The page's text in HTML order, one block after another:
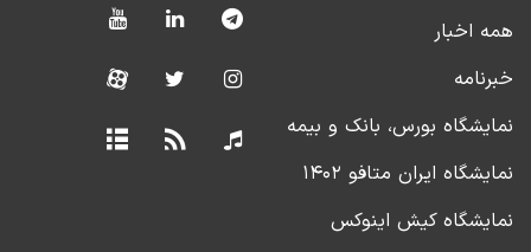
همه اخبار
خبرنامه
نمایشگاه بورس، بانک و بیمه
نمایشگاه ایران متافو ۱۴۰۲
نمایشگاه کیش اینوکس